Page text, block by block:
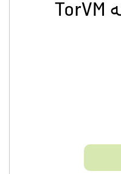
نوار ماتریکس زیر لثه TorVM